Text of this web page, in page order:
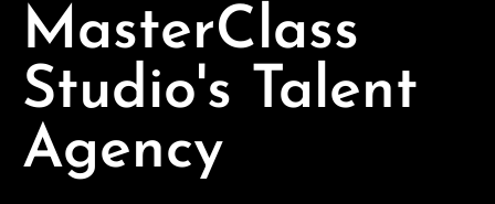
MasterClass
Studio's Talent
Agency